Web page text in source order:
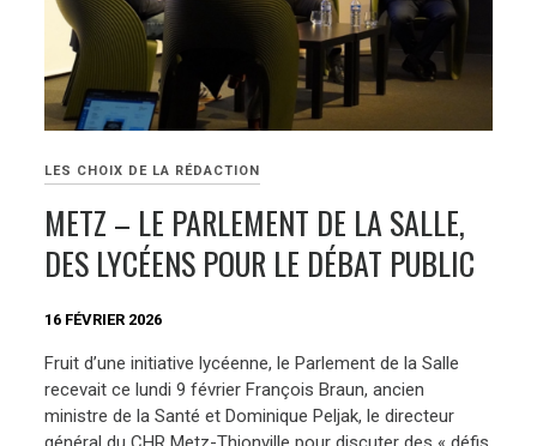
LES CHOIX DE LA RÉDACTION
METZ – LE PARLEMENT DE LA SALLE,
DES LYCÉENS POUR LE DÉBAT PUBLIC
16 FÉVRIER 2026
Fruit d’une initiative lycéenne, le Parlement de la Salle
recevait ce lundi 9 février François Braun, ancien
ministre de la Santé et Dominique Peljak, le directeur